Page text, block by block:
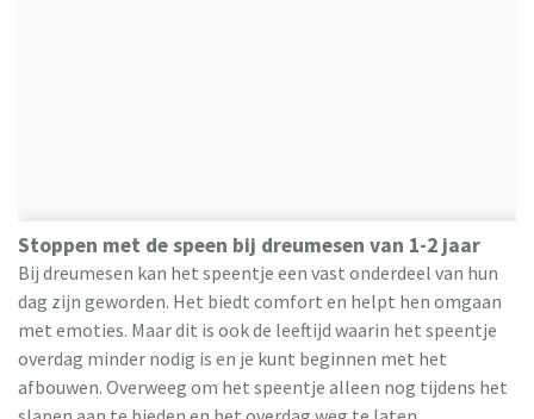
Stoppen met de speen bij dreumesen van 1-2 jaar
Bij dreumesen kan het speentje een vast onderdeel van hun
dag zijn geworden. Het biedt comfort en helpt hen omgaan
met emoties. Maar dit is ook de leeftijd waarin het speentje
overdag minder nodig is en je kunt beginnen met het
afbouwen. Overweeg om het speentje alleen nog tijdens het